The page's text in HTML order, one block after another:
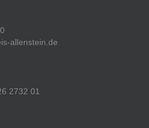
allenstein.de
2732 01